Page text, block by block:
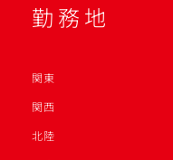
勤務地
関東
関西
北陸